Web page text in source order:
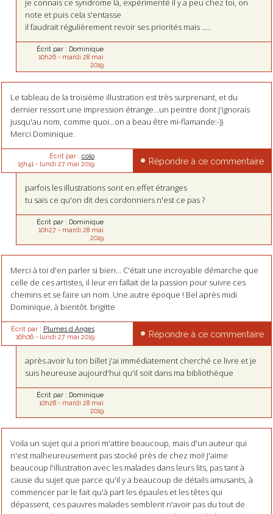
je connais ce syndrome là, expérimenté il y a peu chez toi, on
note et puis cela s'entasse
il faudrait régulièrement revoir ses priorités mais .....
Écrit par : Dominique
10h26- mardi 28 mai
2019
Le tableau de la troisième illustration est très surprenant, et du
dernier ressort une impression étrange...un peintre dont j'ignorais
jusqu'au nom, comme quoi...on a beau être mi-flamande:-))
Merci Dominique.
Écrit par : colo
15h41 - lundi 27 mai 2019 Répondre à ce commentaire
parfois les illustrations sont en effet étranges
tu sais ce qu'on dit des cordonniers n'est ce pas ?
Écrit par : Dominique
10h27- mardi 28 mai
2019
Merci à toi d'en parler si bien... C'était une incroyable démarche que
celle de ces artistes, il leur en fallait de la passion pour suivre ces
chemins et se faire un nom. Une autre époque ! Bel après midi
Dominique, à bientôt. brigitte
Écrit par : Plumes d Anges
16h06- lundi 27 mai 2019 Répondre à ce commentaire
après avoir lu ton billet j'ai immédiatement cherché ce livre et je
suis heureuse aujourd'hui qu'il soit dans ma bibliothèque
Écrit par : Dominique
10h28- mardi 28 mai
2019
Voila un sujet qui a priori m'attire beaucoup, mais d'un auteur qui
n'est malheureusement pas stocké près de chez moi! J'aime
beaucoup l'illustration avec les malades dans leurs lits, pas tant à
cause du sujet que parce qu'il y a beaucoup de détails amusants, à
commencer par le fait qu'à part les épaules et les têtes qui
dépassent, ces pauvres malades semblent n'avoir pas du tout de